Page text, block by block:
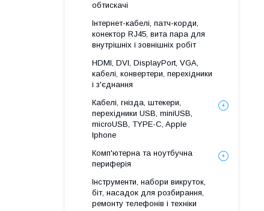
обтискачі
Інтернет-кабелі, патч-корди,
конектор RJ45, вита пара для
внутрішніх і зовнішніх робіт
HDMI, DVI, DisplayPort, VGA,
кабелі, конвертери, перехідники
і з'єднання
Кабелі, гнізда, штекери,
перехідники USB, miniUSB,
microUSB, TYPE-C, Apple
Iphone
Комп'ютерна та ноутбучна
периферія
Інструменти, набори викруток,
біт, насадок для розбирання,
ремонту телефонів і техніки